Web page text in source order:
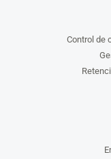
Control de